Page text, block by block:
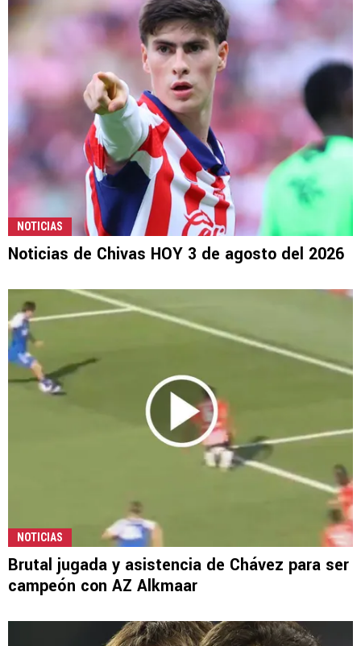
NOTICIAS
Noticias de Chivas HOY 3 de agosto del 2026
NOTICIAS
Brutal jugada y asistencia de Chávez para ser
campeón con AZ Alkmaar